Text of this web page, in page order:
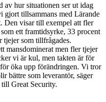
av hur situationen ser ut idag
gjort tillsammans med Lärande
Den visar till exempel att fler
ett framtidsyrke, 33 procent
som tillfrågades.
mansdominerat men fler tjejer
vi är kul, men takten är för
öka upp förändringen. Vi tror
bättre som leverantör, säger
Great Security.